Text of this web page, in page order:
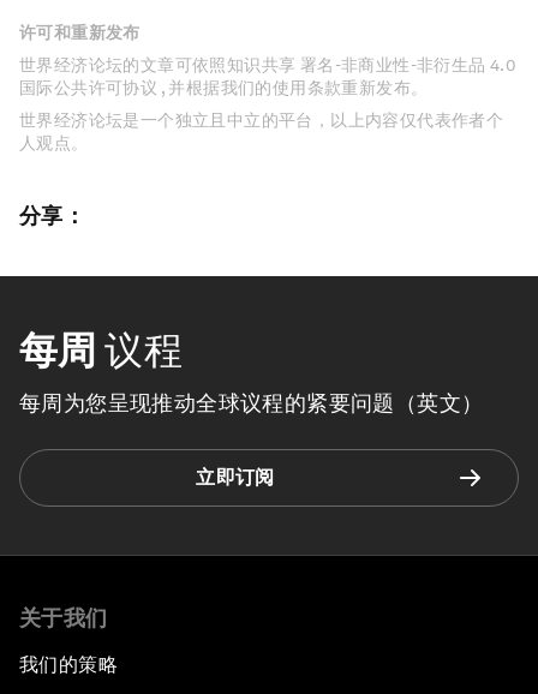
许可和重新发布
世界经济论坛的文章可依照知识共享 署名-非商业性-非衍生品 4.0
国际公共许可协议 , 并根据我们的使用条款重新发布。
世界经济论坛是一个独立且中立的平台，以上内容仅代表作者个
人观点。
分享：
每周 议程
每周为您呈现推动全球议程的紧要问题（英文）
立即订阅
关于我们
我们的策略